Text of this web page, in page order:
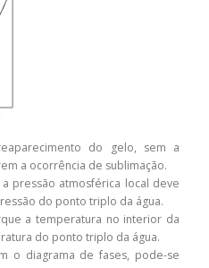
do gelo, sem a
a ocorrência de sublimação.
pressão atmosférica local deve
do ponto triplo da água.
a temperatura no interior da
do ponto triplo da água.
o diagrama de fases, pode-se